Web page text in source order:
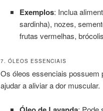
Exemplos: Inclua
sardinha), nozes,
frutas vermelhas,
7. ÓLEOS ESSENCIAIS
Os óleos essenciais possuem
ajudar a aliviar a dor muscular.